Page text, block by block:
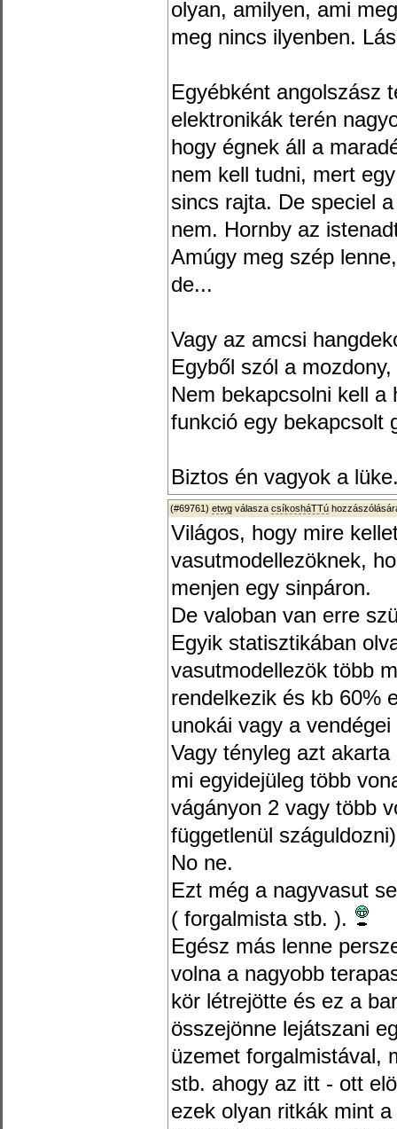
olyan, amilyen, ami
meg nincs ilyenben.
Egyébként angolszász
elektronikák terén
hogy égnek áll a
nem kell tudni, mert
sincs rajta. De speciel
nem. Hornby az
Amúgy meg szép
de...
Vagy az amcsi
Egyből szól a
Nem bekapcsolni kell
funkció egy bekapcsolt
Biztos én vagyok a
(#69761) etwg válasza csíkosháTTú
Világos, hogy mire
vasutmodellezöknek,
menjen egy sinpáron.
De valoban van erre
Egyik statisztikában
vasutmodellezök több
rendelkezik és kb 60%
unokái vagy a
Vagy tényleg azt
mi egyidejüleg több
vágányon 2 vagy több
függetlenül
No ne.
Ezt még a nagyvasut
( forgalmista stb. ).
Egész más lenne
volna a nagyobb
kör létrejötte és ez a
összejönne lejátszani
üzemet forgalmistával,
stb. ahogy az itt - ott
ezek olyan ritkák mint